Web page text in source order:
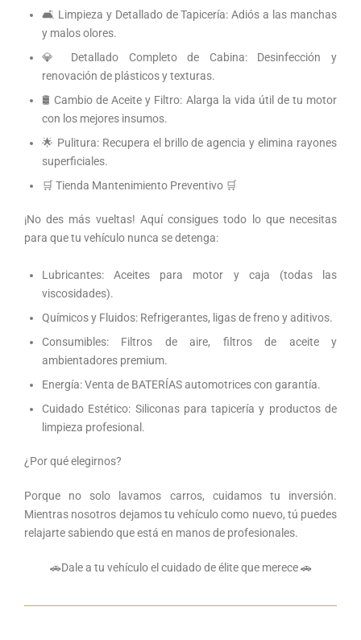
🛋️ Limpieza y Detallado de Tapicería: Adiós a las manchas
y malos olores.
💎 Detallado Completo de Cabina: Desinfección y
renovación de plásticos y texturas.
🛢️ Cambio de Aceite y Filtro: Alarga la vida útil de tu motor
con los mejores insumos.
🌟 Pulitura: Recupera el brillo de agencia y elimina rayones
superficiales.
🛒 Tienda Mantenimiento Preventivo 🛒
¡No des más vueltas! Aquí consigues todo lo que necesitas
para que tu vehículo nunca se detenga:
Lubricantes: Aceites para motor y caja (todas las
viscosidades).
Químicos y Fluidos: Refrigerantes, ligas de freno y aditivos.
Consumibles: Filtros de aire, filtros de aceite y
ambientadores premium.
Energía: Venta de BATERÍAS automotrices con garantía.
Cuidado Estético: Siliconas para tapicería y productos de
limpieza profesional.
¿Por qué elegirnos?
Porque no solo lavamos carros, cuidamos tu inversión.
Mientras nosotros dejamos tu vehículo como nuevo, tú puedes
relajarte sabiendo que está en manos de profesionales.
🚗Dale a tu vehículo el cuidado de élite que merece 🚗